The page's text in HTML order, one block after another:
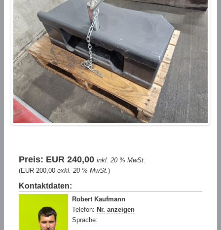
Preis: EUR 240,00 inkl. 20 % MwSt.
(EUR 200,00 exkl. 20 % MwSt. )
Kontaktdaten:
Robert Kaufmann
Telefon: Nr. anzeigen
Sprache: